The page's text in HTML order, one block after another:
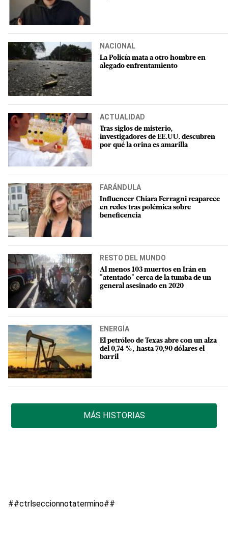
NACIONAL
La Policía mata a otro hombre en
alegado enfrentamiento
ACTUALIDAD
Tras siglos de misterio,
investigadores de EE.UU. descubren
por qué la orina es amarilla
FARÁNDULA
Influencer Chiara Ferragni reaparece
en redes tras polémica sobre
beneficencia
RESTO DEL MUNDO
Al menos 103 muertos en Irán en
"atentado" cerca de la tumba de un
general asesinado en 2020
ENERGÍA
El petróleo de Texas abre con un alza
del 0,74 %, hasta 70,90 dólares el
barril
MÁS HISTORIAS
##ctrlseccionnotatermino##